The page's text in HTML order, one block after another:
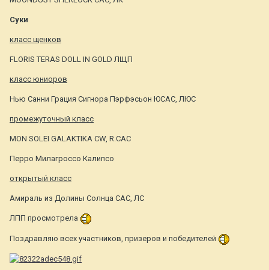
Суки
класс щенков
FLORIS TERAS DOLL IN GOLD ЛЩП
класс юниоров
Нью Санни Грация Сигнора Пэрфэсьон ЮСАС, ЛЮС
промежуточный класс
MON SOLEI GALAKTIKA CW, R.CAC
Перро Милагроссо Калипсо
открытый класс
Амираль из Долины Солнца САС, ЛС
ЛПП просмотрела
Поздравляю всех участников, призеров и победителей